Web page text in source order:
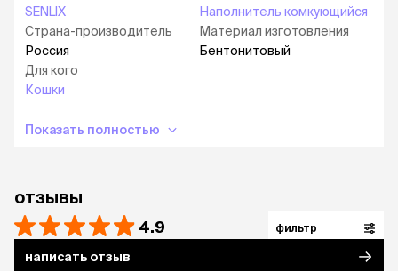
SENLIX
Страна-производитель
Россия
Для кого
Кошки
Наполнитель комкующийся
Материал изготовления
Бентонитовый
Показать полностью
отзывы
4.9 фильтр
написать отзыв